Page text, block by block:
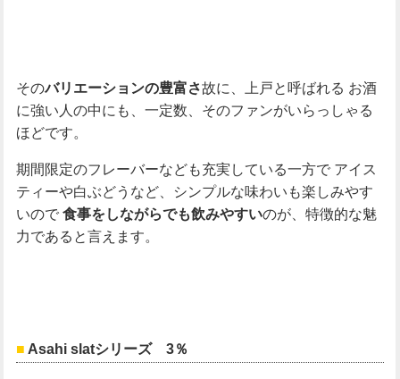
そのバリエーションの豊富さ故に、上戸と呼ばれる お酒
に強い人の中にも、一定数、そのファンがいらっしゃる
ほどです。
期間限定のフレーバーなども充実している一方でアイス
ティーや白ぶどうなど、シンプルな味わいも楽しみやす
いので 食事をしながらでも飲みやすいのが、特徴的な魅
力であると言えます。
Asahi slatシリーズ 3％